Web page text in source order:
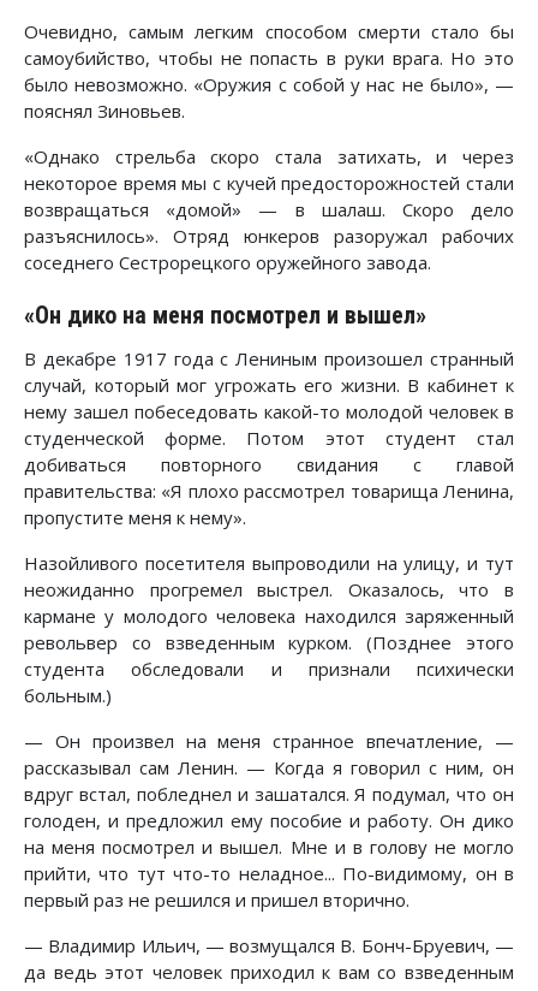
Очевидно, самым легким способом смерти стало бы
самоубийство, чтобы не попасть в руки врага. Но это
было невозможно. «Оружия с собой у нас не было», —
пояснял Зиновьев.
«Однако стрельба скоро стала затихать, и через
некоторое время мы с кучей предосторожностей стали
возвращаться «домой» — в шалаш. Скоро дело
разъяснилось». Отряд юнкеров разоружал рабочих
соседнего Сестрорецкого оружейного завода.
«Он дико на меня посмотрел и вышел»
В декабре 1917 года с Лениным произошел странный
случай, который мог угрожать его жизни. В кабинет к
нему зашел побеседовать какой-то молодой человек в
студенческой форме. Потом этот студент стал
добиваться повторного свидания с главой
правительства: «Я плохо рассмотрел товарища Ленина,
пропустите меня к нему».
Назойливого посетителя выпроводили на улицу, и тут
неожиданно прогремел выстрел. Оказалось, что в
кармане у молодого человека находился заряженный
револьвер со взведенным курком. (Позднее этого
студента обследовали и признали психически
больным.)
— Он произвел на меня странное впечатление, —
рассказывал сам Ленин. — Когда я говорил с ним, он
вдруг встал, побледнел и зашатался. Я подумал, что он
голоден, и предложил ему пособие и работу. Он дико
на меня посмотрел и вышел. Мне и в голову не могло
прийти, что тут что-то неладное... По-видимому, он в
первый раз не решился и пришел вторично.
— Владимир Ильич, — возмущался В. Бонч-Бруевич, —
да ведь этот человек приходил к вам со взведенным